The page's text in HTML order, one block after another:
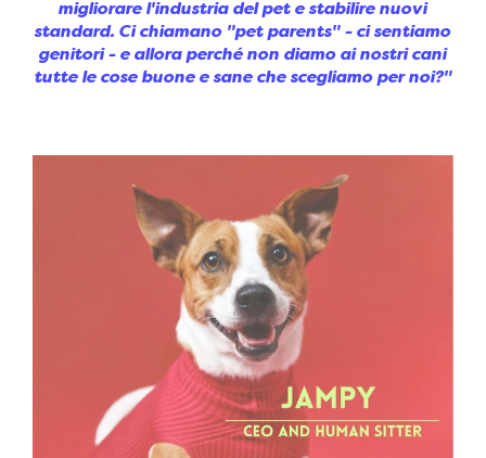
migliorare l'industria del pet e stabilire nuovi
standard. Ci chiamano "pet parents" - ci sentiamo
genitori - e allora perché non diamo ai nostri cani
tutte le cose buone e sane che scegliamo per noi?"